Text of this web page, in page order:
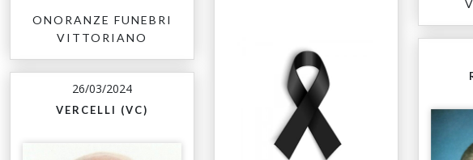
ONORANZE FUNEBRI
VITTORIANO
26/03/2024
VERCELLI (VC)